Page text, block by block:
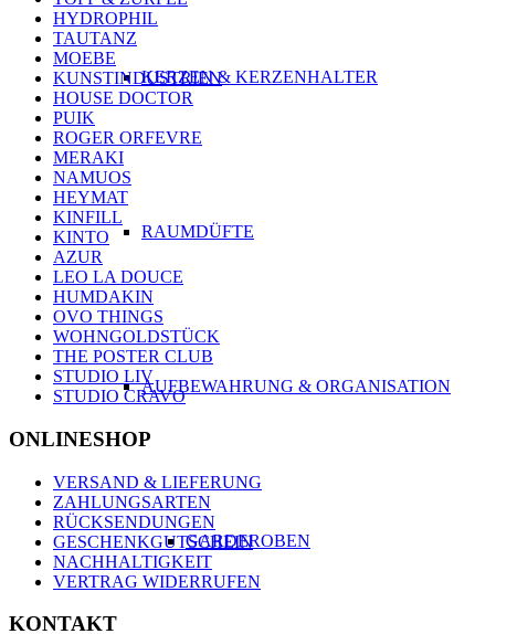
KERZEN & KERZENHALTER
RAUMDÜFTE
AUFBEWAHRUNG & ORGANISATION
GARDEROBEN
HYDROPHIL
TAUTANZ
MOEBE
KUNSTINDUSTRIEN
HOUSE DOCTOR
PUIK
ROGER ORFEVRE
MERAKI
NAMUOS
HEYMAT
KINFILL
KINTO
AZUR
LEO LA DOUCE
HUMDAKIN
OVO THINGS
WOHNGOLDSTÜCK
THE POSTER CLUB
STUDIO LIV
STUDIO CRAVO
ONLINESHOP
VERSAND & LIEFERUNG
ZAHLUNGSARTEN
RÜCKSENDUNGEN
GESCHENKGUTSCHEIN
NACHHALTIGKEIT
VERTRAG WIDERRUFEN
KONTAKT